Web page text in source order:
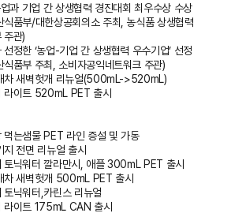
과 기업 간 상생협력 경진대회 최우수상 수상
식품부/대한상공회의소 주최, 농식품 상생협력
주관)
선정한 ‘농업-기업 간 상생협력 우수기업’ 선정
식품부 주최, 소비자공익네트워크 주관)
차 새벽헛개 리뉴얼(500mL->520mL)
라이트 520mL PET 출시
먹는샘물 PET 라인 증설 및 가동
지 전면 리뉴얼 출시
토닉워터 깔라만시, 애플 300mL PET 출시
차 새벽헛개 500mL PET 출시
토닉워터,카린스 리뉴얼
라이트 175mL CAN 출시